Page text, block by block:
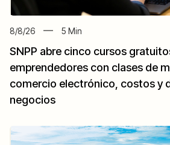
8/8/26 5 Min
SNPP abre cinco cursos
emprendedores con clases de
comercio electrónico, costos y
negocios